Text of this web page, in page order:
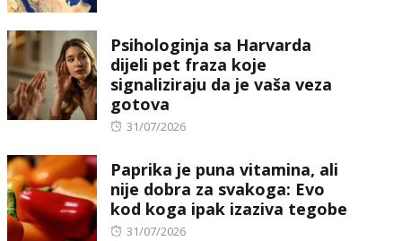
Psihologinja sa Harvarda
dijeli pet fraza koje
signaliziraju da je vaša veza
gotova
Posted
31/07/2026
Paprika je puna vitamina, ali
nije dobra za svakoga: Evo
kod koga ipak izaziva tegobe
Posted
31/07/2026